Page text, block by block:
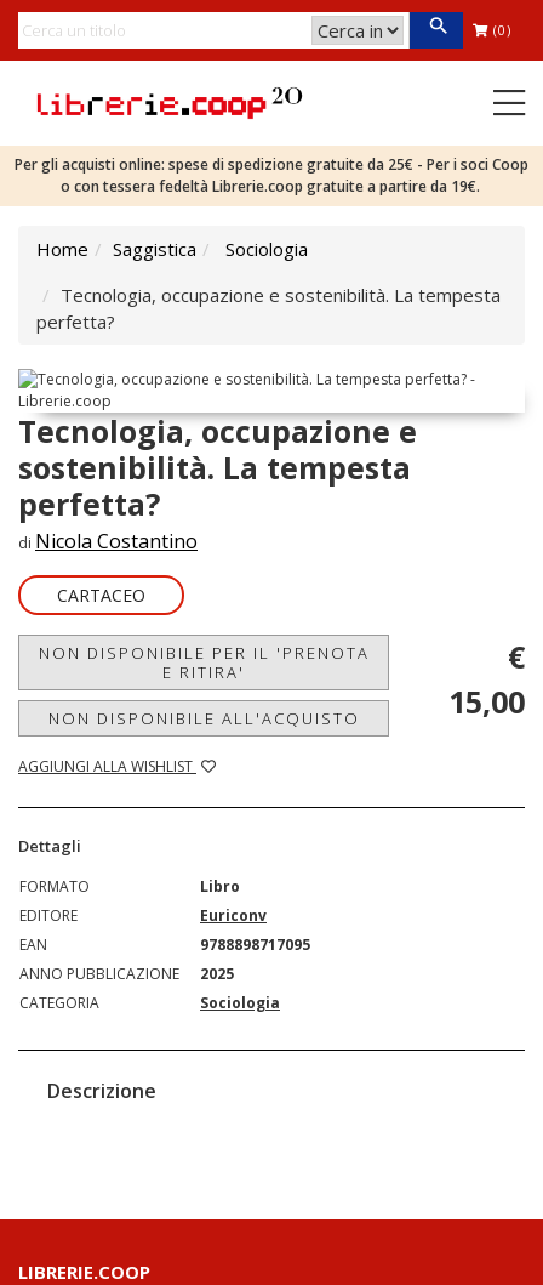
(0)
Per gli acquisti online: spese di spedizione gratuite da 25€ - Per i soci Coop
o con tessera fedeltà Librerie.coop gratuite a partire da 19€.
Home Saggistica
Sociologia
Tecnologia, occupazione e sostenibilità. La tempesta
perfetta?
Tecnologia, occupazione e
sostenibilità. La tempesta
perfetta?
di Nicola Costantino
CARTACEO
NON DISPONIBILE PER IL 'PRENOTA
E RITIRA'
NON DISPONIBILE ALL'ACQUISTO
AGGIUNGI ALLA WISHLIST
€
15,00
Dettagli
FORMATO
Libro
EDITORE
Euriconv
EAN
9788898717095
ANNO PUBBLICAZIONE
2025
CATEGORIA
Sociologia
Descrizione
LIBRERIE.COOP